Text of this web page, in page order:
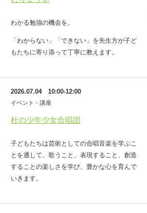
わかる勉強の機会を。
「わからない」「できない」を先生方が子ど
もたちに寄り添って丁寧に教えます。
杜の少年少女合唱団
2026.07.04 10:00-12:00
イベント・講座
子どもたちは芸術としての合唱音楽を学ぶこ
とを通して、歌うこと、表現すること、創造
することの楽しさを学び、豊かな心を育んで
いきます。